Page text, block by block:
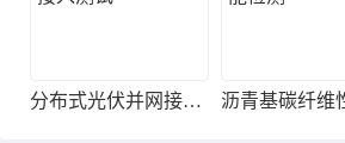
分布式光伏并网接入测试